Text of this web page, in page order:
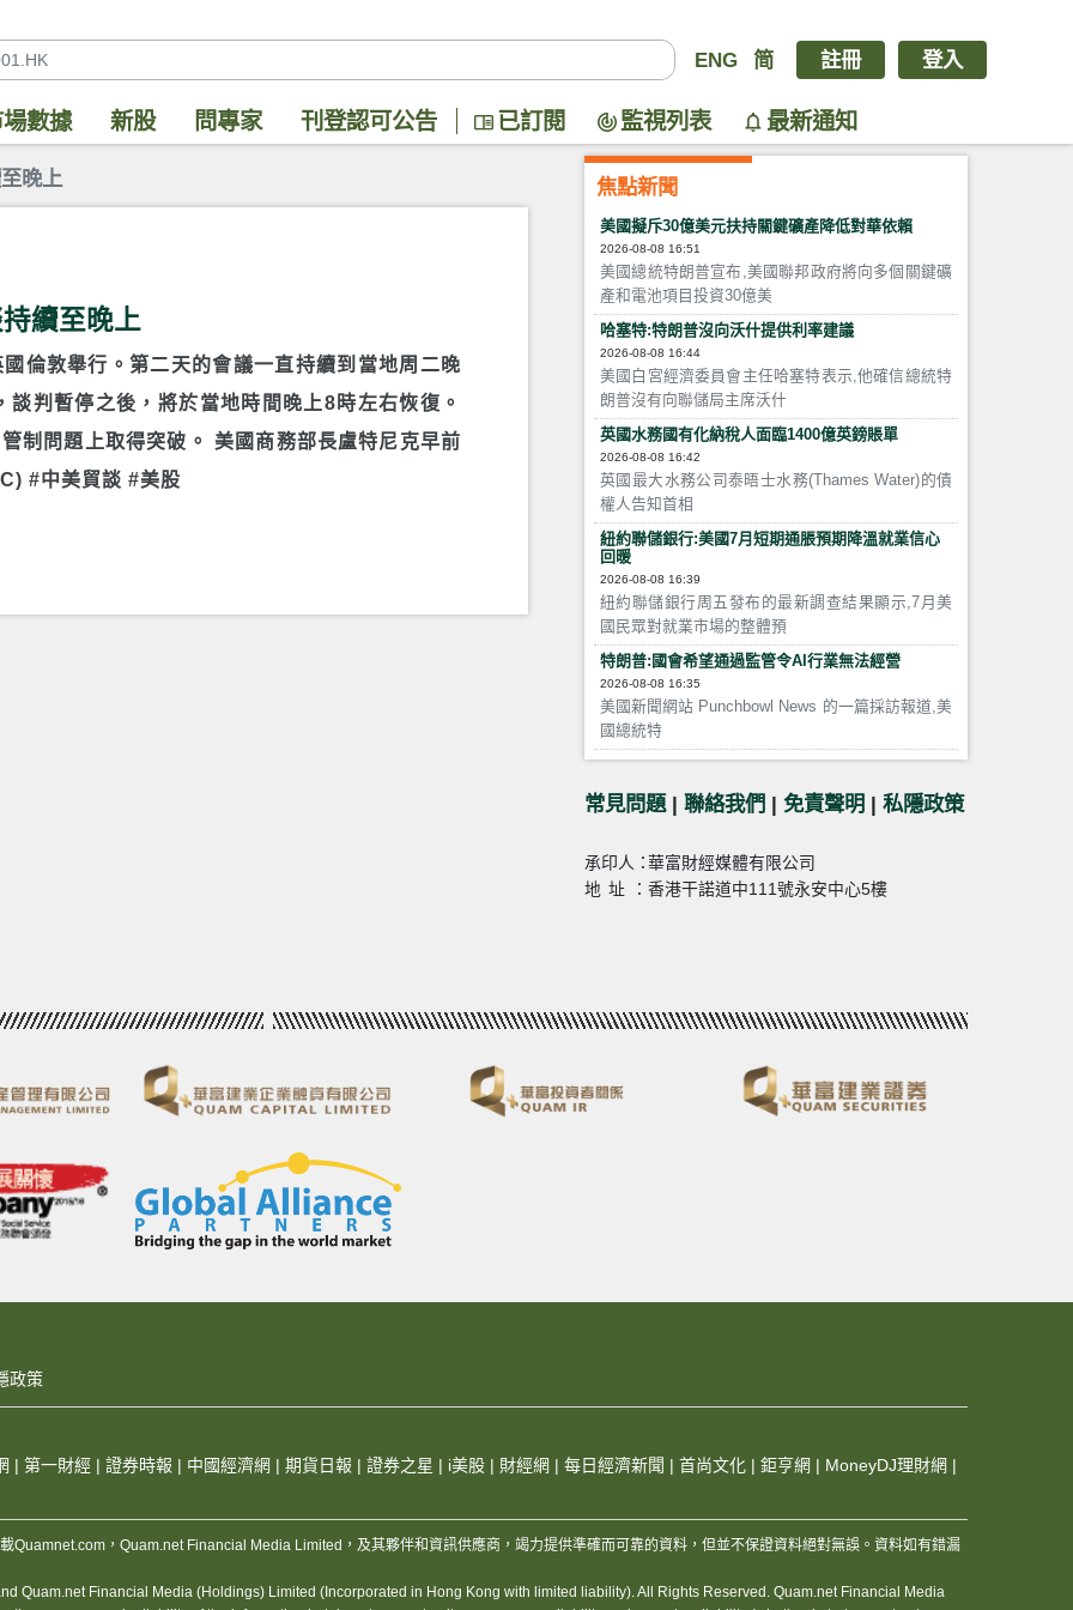
ENG 简 註冊 登入
數據 新股 問專家 刊登認可公告 已訂閱 監視列表 最新通知
晚上
續至晚上
倫敦舉行。第二天的會議一直持續到當地周二晚
談判暫停之後，將於當地時間晚上8時左右恢復。
制問題上取得突破。 美國商務部長盧特尼克早前
#中美貿談 #美股
焦點新聞
美國擬斥30億美元扶持關鍵礦產降低對華依賴
2026-08-08 16:51
美國總統特朗普宣布,美國聯邦政府將向多個關鍵礦
產和電池項目投資30億美
哈塞特:特朗普沒向沃什提供利率建議
2026-08-08 16:44
美國白宮經濟委員會主任哈塞特表示,他確信總統特
朗普沒有向聯儲局主席沃什
英國水務國有化納稅人面臨1400億英鎊賬單
2026-08-08 16:42
英國最大水務公司泰晤士水務(Thames Water)的債
權人告知首相
紐約聯儲銀行:美國7月短期通脹預期降溫就業信心
回暖
2026-08-08 16:39
紐約聯儲銀行周五發布的最新調查結果顯示,7月美
國民眾對就業市場的整體預
特朗普:國會希望通過監管令AI行業無法經營
2026-08-08 16:35
美國新聞網站 Punchbowl News 的一篇採訪報道,美
國總統特
常見問題 | 聯絡我們 | 免責聲明 | 私隱政策
承印人：華富財經媒體有限公司
地址：香港干諾道中111號永安中心5樓
政策
| 第一財經 | 證券時報 | 中國經濟網 | 期貨日報 | 證券之星 | i美股 | 財經網 | 每日經濟新聞 | 首尚文化 | 鉅亨網 | MoneyDJ理財網 |
，Quam.net Financial Media Limited，及其夥伴和資訊供應商，竭力提供準確而可靠的資料，但並不保證資料絕對無誤。資料如有錯漏
Quam.net Financial Media (Holdings) Limited (Incorporated in Hong Kong with limited liability). All Rights Reserved. Quam.net Financial Media